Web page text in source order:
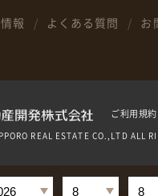
報 よくある質問
お
ご利用規約
REAL ESTATE CO.,LTD ALL